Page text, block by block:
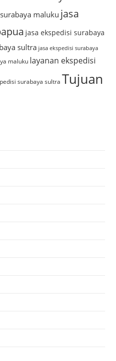
maluku jasa
jasa ekspedisi surabaya
sultra jasa ekspedisi surabaya
maluku layanan ekspedisi
surabaya sultra Tujuan